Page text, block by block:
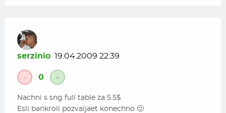
serzinio 19.04.2009 22:39
- 0 +
Nachni s sng full table za 5.5$
Esli bankroll pozvaljaet konechno 🙂